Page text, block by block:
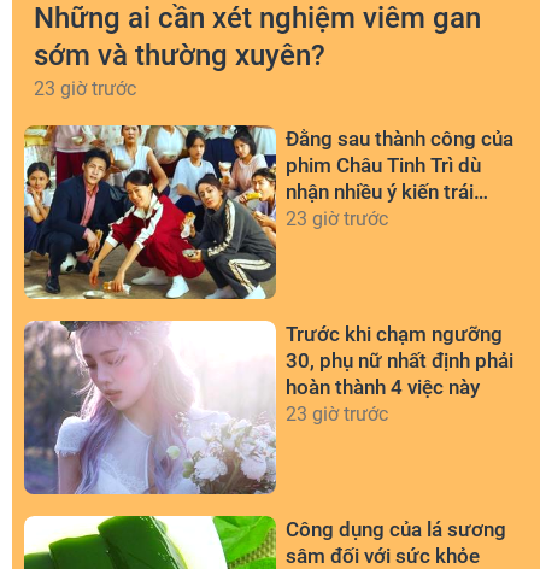
Những ai cần xét nghiệm viêm gan
sớm và thường xuyên?
23 giờ trước
Đằng sau thành công của
phim Châu Tinh Trì dù
nhận nhiều ý kiến trái
chiều
23 giờ trước
Trước khi chạm ngưỡng
30, phụ nữ nhất định phải
hoàn thành 4 việc này
23 giờ trước
Công dụng của lá sương
sâm đối với sức khỏe